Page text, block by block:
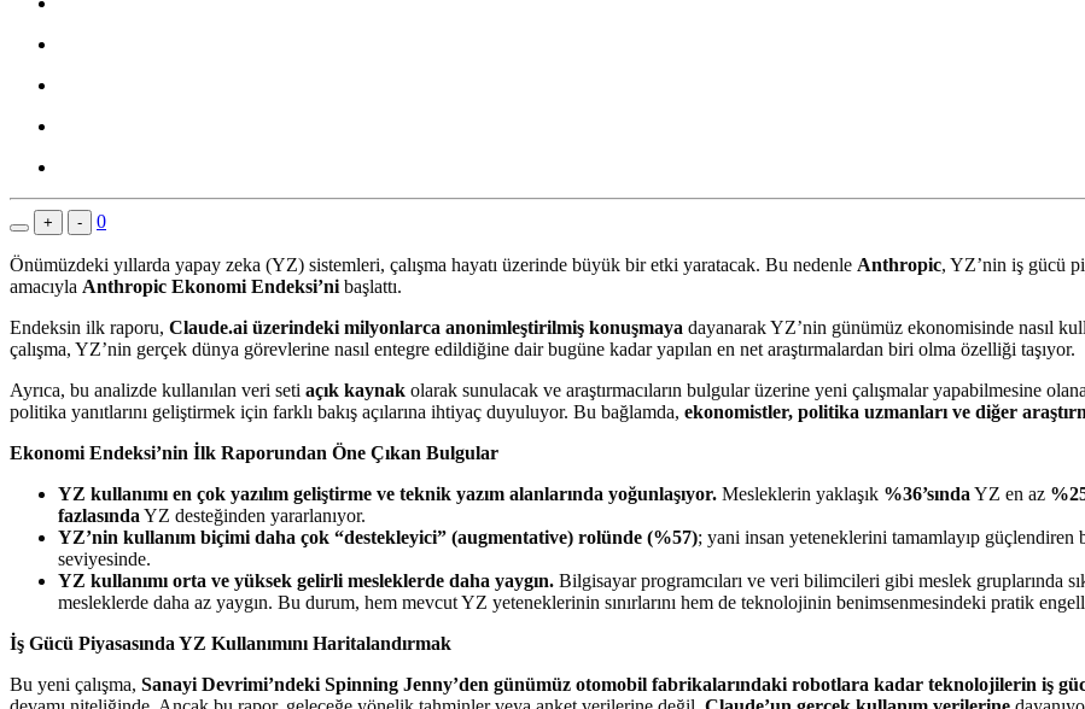
+ - 0
Önümüzdeki yıllarda yapay zeka (YZ) sistemleri, çalışma hayatı üzerinde büyük bir etki yaratacak. Bu nedenle Anthropic, YZ’nin iş gücü
amacıyla Anthropic Ekonomi Endeksi’ni başlattı.
Endeksin ilk raporu, Claude.ai üzerindeki milyonlarca anonimleştirilmiş konuşmaya dayanarak YZ’nin günümüz ekonomisinde nasıl
çalışma, YZ’nin gerçek dünya görevlerine nasıl entegre edildiğine dair bugüne kadar yapılan en net araştırmalardan biri olma özelliği taşıyor.
Ayrıca, bu analizde kullanılan veri seti açık kaynak olarak sunulacak ve araştırmacıların bulgular üzerine yeni çalışmalar yapabilmesine
politika yanıtlarını geliştirmek için farklı bakış açılarına ihtiyaç duyuluyor. Bu bağlamda, ekonomistler, politika uzmanları ve diğer
Ekonomi Endeksi’nin İlk Raporundan Öne Çıkan Bulgular
YZ kullanımı en çok yazılım geliştirme ve teknik yazım alanlarında yoğunlaşıyor. Mesleklerin yaklaşık %36’sında YZ en az
fazlasında YZ desteğinden yararlanıyor.
YZ’nin kullanım biçimi daha çok “destekleyici” (augmentative) rolünde (%57); yani insan yeteneklerini tamamlayıp güçlendiren
seviyesinde.
YZ kullanımı orta ve yüksek gelirli mesleklerde daha yaygın. Bilgisayar programcıları ve veri bilimcileri gibi meslek gruplarında
mesleklerde daha az yaygın. Bu durum, hem mevcut YZ yeteneklerinin sınırlarını hem de teknolojinin benimsenmesindeki pratik
İş Gücü Piyasasında YZ Kullanımını Haritalandırmak
Bu yeni çalışma, Sanayi Devrimi’ndeki Spinning Jenny’den günümüz otomobil fabrikalarındaki robotlara kadar teknolojilerin iş